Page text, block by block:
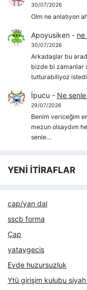
30/07/2026
Olm ne anlatıyon
Apoyusiken- ne
30/07/2026
Arkadaşlar bu
bizde bi zamanlar
tutturabiliyoz
İpucu - Ne
29/07/2026
Benim vericeğim
mezun olsaydım
senle…
YENİ İTİRAFLAR
çap/yan dal
sscb forma
Çap
yataygecis
Evde huzursuzluk
Ytü girişim kulubu siyah